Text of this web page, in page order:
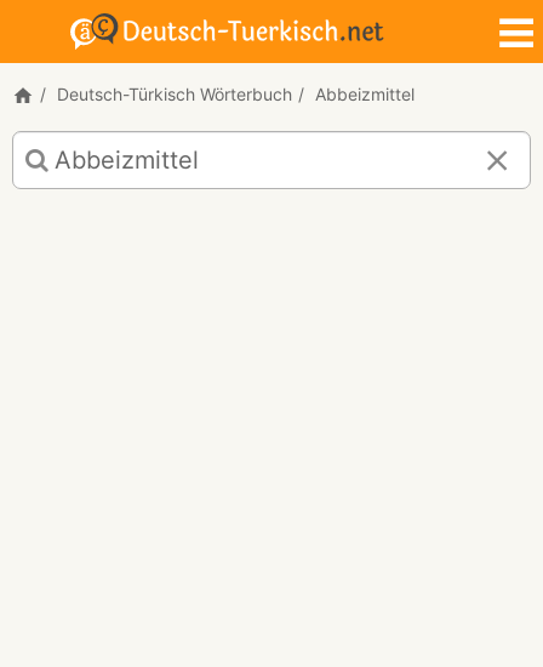
Deutsch-Türkisch Wörterbuch Abbeizmittel
Deutsch-
Türkisch
Übersetzung